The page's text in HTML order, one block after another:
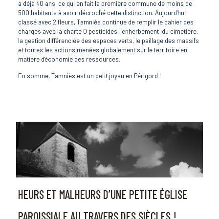
a déjà 40 ans, ce qui en fait la première commune de moins de
500 habitants à avoir décroché cette distinction. Aujourd'hui
classé avec 2 fleurs, Tamniès continue de remplir le cahier des
charges avec la charte 0 pesticides, l'enherbement du cimetière,
la gestion différenciée des espaces verts, le paillage des massifs
et toutes les actions menées globalement sur le territoire en
matière d'économie des ressources.
En somme, Tamniès est un petit joyau en Périgord !
HEURS ET MALHEURS D’UNE PETITE ÉGLISE